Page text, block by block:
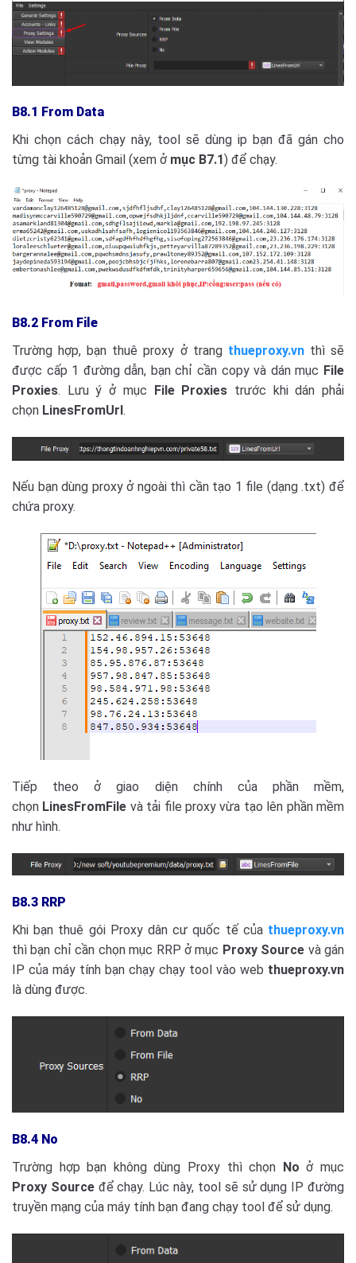
B8.1 From Data
Khi chọn cách chạy này, tool sẽ dùng ip bạn đã gán cho
từng tài khoản Gmail (xem ở mục B7.1) để chạy.
B8.2 From File
Trường hợp, bạn thuê proxy ở trang thueproxy.vnthì sẽ
được cấp 1 đường dẫn, bạn chỉ cần copy và dán mục File
Proxies. Lưu ý ở mục File Proxies trước khi dán phải
chọn LinesFromUrl.
Nếu bạn dùng proxy ở ngoài thì cần tạo 1 file (dạng .txt) để
chứa proxy.
Tiếp theo ở giao diện chính của phần mềm,
chọn LinesFromFile và tải file proxy vừa tạo lên phần mềm
như hình.
B8.3 RRP
Khi bạn thuê gói Proxy dân cư quốc tế của thueproxy.vn
thì bạn chỉ cần chọn mục RRP ở mục Proxy Source và gán
IP của máy tính bạn chạy chạy tool vào web thueproxy.vn
là dùng được.
B8.4 No
Trường hợp bạn không dùng Proxy thì chọn No ở mục
Proxy Sourceđể chạy. Lúc này, tool sẽ sử dụng IP đường
truyền mạng của máy tính bạn đang chạy tool để sử dụng.